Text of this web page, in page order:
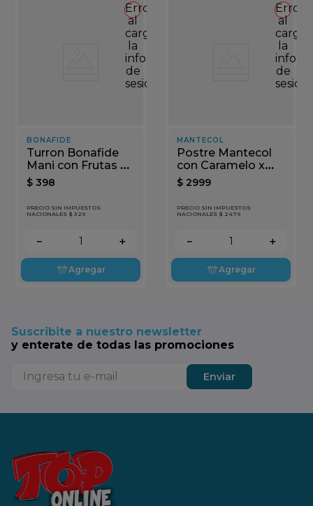
Error
al
cargar
la
información
de
sesión
BONAFIDE
Turron Bonafide
Mani con Frutas x
80gr
$ 398
PRECIO SIN IMPUESTOS
NACIONALES $ 329
＋
－
Agregar
Error
al
cargar
la
de
sesión
MANTECOL
Postre Mantecol
con Caramelo x
111gr
$ 2999
PRECIO SIN IMPUESTOS
NACIONALES $ 2479
＋
－
Agregar
Suscribite a nuestro newsletter
y enterate de todas las promociones
Enviar